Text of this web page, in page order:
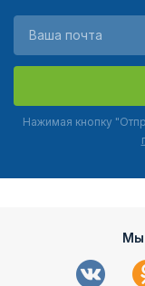
Нажимая кнопку
Мы